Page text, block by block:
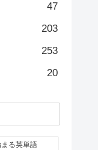
47
203
253
20
る英単語